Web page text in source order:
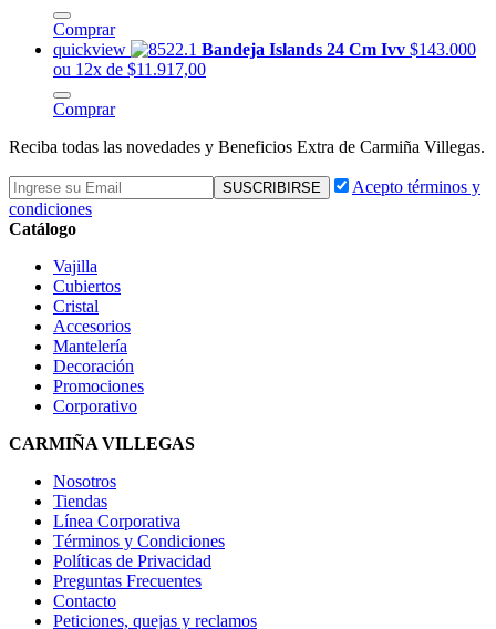
Comprar
quickview
Bandeja Islands 24 Cm Ivv $143.000
ou 12x de $11.917,00
Comprar
Reciba todas las novedades y Beneficios Extra de Carmiña Villegas.
Acepto términos y
condiciones
Catálogo
Vajilla
Cubiertos
Cristal
Accesorios
Mantelería
Decoración
Promociones
Corporativo
CARMIÑA VILLEGAS
Nosotros
Tiendas
Línea Corporativa
Términos y Condiciones
Políticas de Privacidad
Preguntas Frecuentes
Contacto
Peticiones, quejas y reclamos